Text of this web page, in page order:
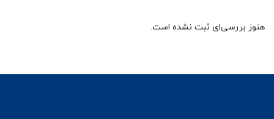
هنوز بررسی‌ای ثبت نشده است.